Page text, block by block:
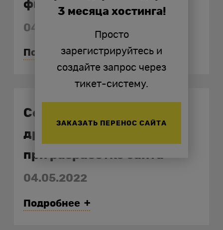
физического лица
04.05.2022
Подробнее
Сервер, хостинг, домен и
другие важные моменты
при разработке сайта
04.05.2022
Подробнее
3 месяца хостинга!
Просто
зарегистрируйтесь и
создайте запрос через
тикет-систему.
ЗАКАЗАТЬ ПЕРЕНОС САЙТА